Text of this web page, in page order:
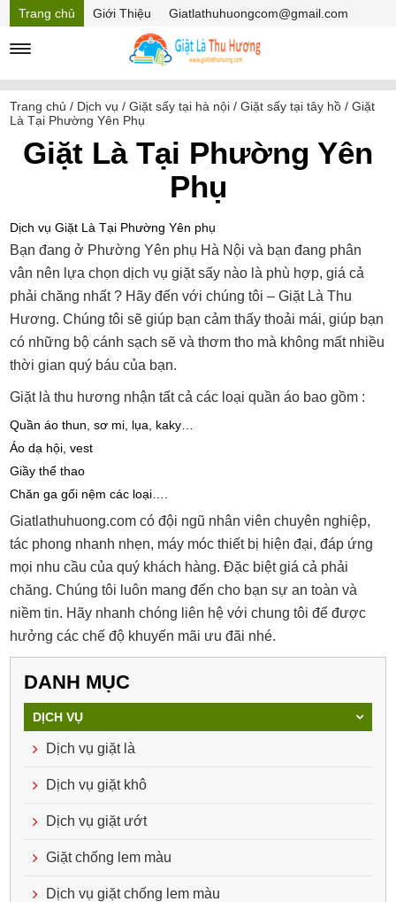
Trang chủ Giới Thiệu
Giatlathuhuongcom@gmail.com
Mã Giảm giá
Trang chủ / Dịch vụ /Giặt sấy tại hà nội /Giặt sấy tại tây hồ /Giặt
Là Tại Phường Yên Phụ
Giặt Là Tại Phường Yên
Phụ
Dịch vụ Giặt Là Tại Phường Yên phụ
Bạn đang ở Phường Yên phụ Hà Nội và bạn đang phân
vân nên lựa chọn dịch vụ giặt sấy nào là phù hợp, giá cả
phải chăng nhất ? Hãy đến với chúng tôi – Giặt Là Thu
Hương. Chúng tôi sẽ giúp bạn cảm thấy thoải mái, giúp bạn
có những bộ cánh sạch sẽ và thơm tho mà không mất nhiều
thời gian quý báu của bạn.
Giặt là thu hương nhận tất cả các loại quần áo bao gồm :
Quần áo thun, sơ mi, lụa, kaky…
Áo dạ hội, vest
Giầy thể thao
Chăn ga gối nệm các loại….
Giatlathuhuong.com có đội ngũ nhân viên chuyên nghiệp,
tác phong nhanh nhẹn, máy móc thiết bị hiện đại, đáp ứng
mọi nhu cầu của quý khách hàng. Đặc biệt giá cả phải
chăng. Chúng tôi luôn mang đến cho bạn sự an toàn và
niềm tin. Hãy nhanh chóng liên hệ với chung tôi để được
hưởng các chế độ khuyến mãi ưu đãi nhé.
DANH MỤC
DỊCH VỤ
Dịch vụ giặt là
Dịch vụ giặt khô
Dịch vụ giặt ướt
Giặt chống lem màu
Dịch vụ giặt chống lem màu